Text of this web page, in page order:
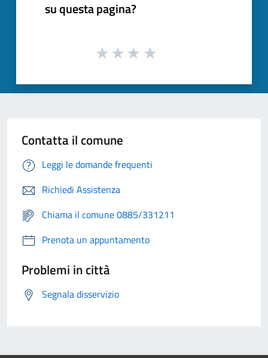
su questa pagina?
Contatta il comune
Leggi le domande frequenti
Richiedi Assistenza
Chiama il comune 0885/331211
Prenota un appuntamento
Problemi in città
Segnala disservizio